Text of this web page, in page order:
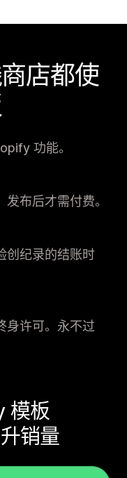
店都使
功能。
布后才需付费。
创纪录的结账时
身许可。永不过
模板
销量